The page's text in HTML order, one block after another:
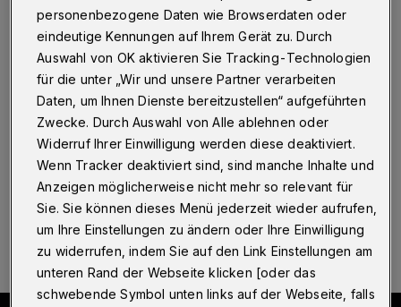
Wuppertal
Die „Straßen.NRW“-
Regionalniederlassung Ruhr ändert ab Donnerstag (3.
September 2020) nachts die
Baustellenverkehrsführung für den sechsstreifigen
A46-Ausbau zwischen den Anschlussstellen Haan-
Ost und dem Sonnborner Kreuz.
03.09.2020 , 07:00 Uhr Eine Minute Lesezeit
personenbezogene Daten wie Browserdaten oder
eindeutige Kennungen auf Ihrem Gerät zu. Durch
Auswahl von OK aktivieren Sie Tracking-Technologien
für die unter „Wir und unsere Partner verarbeiten
Daten, um Ihnen Dienste bereitzustellen“ aufgeführten
Zwecke. Durch Auswahl von Alle ablehnen oder
Widerruf Ihrer Einwilligung werden diese deaktiviert.
Wenn Tracker deaktiviert sind, sind manche Inhalte und
Anzeigen möglicherweise nicht mehr so relevant für
Sie. Sie können dieses Menü jederzeit wieder aufrufen,
um Ihre Einstellungen zu ändern oder Ihre Einwilligung
zu widerrufen, indem Sie auf den Link Einstellungen am
unteren Rand der Webseite klicken [oder das
schwebende Symbol unten links auf der Webseite, falls